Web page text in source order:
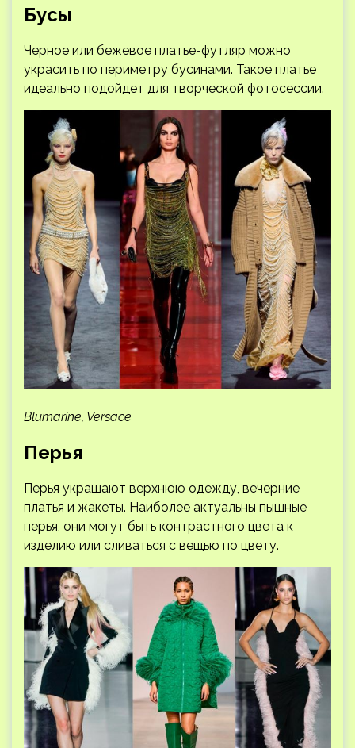
Бусы
Черное или бежевое платье-футляр можно
украсить по периметру бусинами. Такое платье
идеально подойдет для творческой фотосессии.
Blumarine, Versace
Перья
Перья украшают верхнюю одежду, вечерние
платья и жакеты. Наиболее актуальны пышные
перья, они могут быть контрастного цвета к
изделию или сливаться с вещью по цвету.